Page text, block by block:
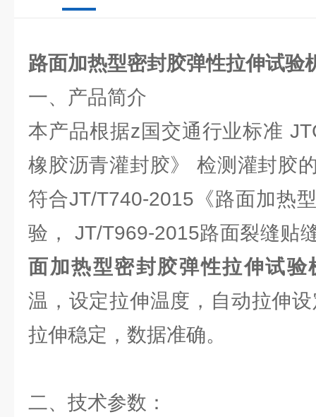
路面加热型密封胶弹性拉伸试验
一、产品简介
本产品根据z国交通行业标准
橡胶沥青灌封胶》 检测灌封胶
符合JT/T740-2015《路面加热
验， JT/T969-2015路面裂缝贴
面加热型密封胶弹性拉伸试验
温，设定拉伸温度，自动拉伸
拉伸稳定，数据准确。
二、技术参数：